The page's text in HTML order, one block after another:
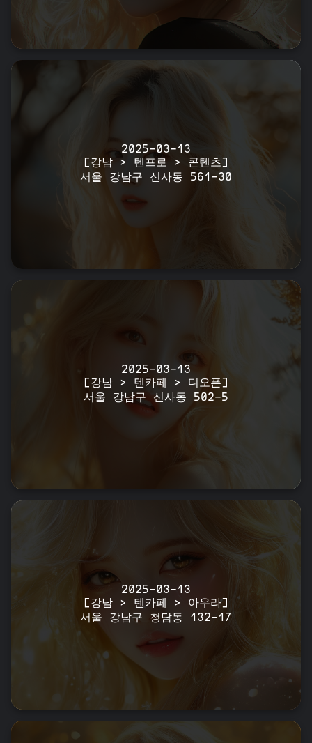
2025-03-13
[강남 > 텐프로 > 콘텐츠]
서울 강남구 신사동 561-30
2025-03-13
[강남 > 텐카페 > 디오픈]
서울 강남구 신사동 502-5
2025-03-13
[강남 > 텐카페 > 아우라]
서울 강남구 청담동 132-17